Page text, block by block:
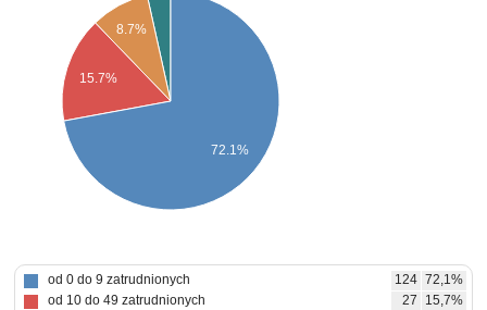
8.7%
15.7%
72.1%
od 0 do 9 zatrudnionych 124 72,1%
od 10 do 49 zatrudnionych
27
15,7%